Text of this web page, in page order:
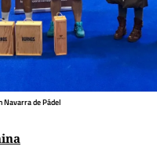
Navarra de Pádel